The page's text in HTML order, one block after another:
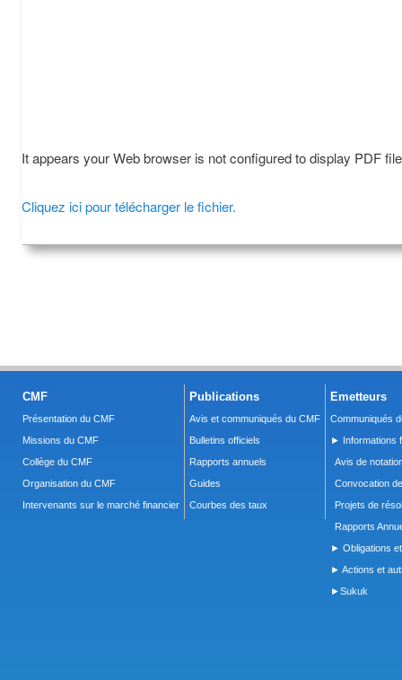
It appears your Web browser is not configured to display PDF
Cliquez ici pour télécharger le fichier.
CMF
Présentation du CMF
Missions du CMF
Collège du CMF
Organisation du CMF
Intervenants sur le marché financier
Publications
Avis et communiqués du CMF
Bulletins officiels
Rapports annuels
Guides
Courbes des taux
Emetteurs
Communiqués
► Informations
Avis de
Convocation
Projets de
Rapports
► Obligations
► Actions et
►Sukuk